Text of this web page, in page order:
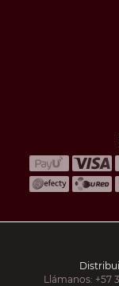
Llámanos: +57